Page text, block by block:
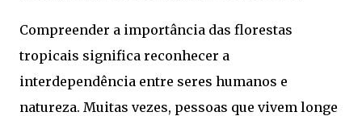
Compreender a importância das florestas
tropicais significa reconhecer a
interdependência entre seres humanos e
natureza. Muitas vezes, pessoas que vivem longe